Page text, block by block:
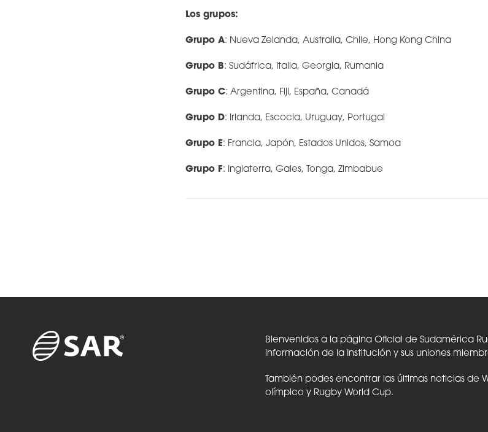
Los grupos:
Grupo A: Nueva Zelanda, Australia, Chile, Hong Kong China
Grupo B: Sudáfrica, Italia, Georgia, Rumania
Grupo C: Argentina, Fiji, España, Canadá
Grupo D: Irlanda, Escocia, Uruguay, Portugal
Grupo E: Francia, Japón, Estados Unidos, Samoa
Grupo F: Inglaterra, Gales, Tonga, Zimbabue
Bienvenidos a la página Oficial de Sudamérica
información de la Institución y sus uniones
También podes encontrar las últimas noticias de
olímpico y Rugby World Cup.